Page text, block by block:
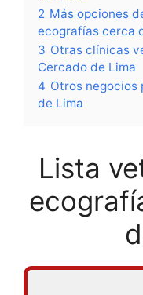
2 Más opciones
ecografías cerca
3 Otras clínicas
Cercado de Lima
4 Otros negocios
de Lima
Lista